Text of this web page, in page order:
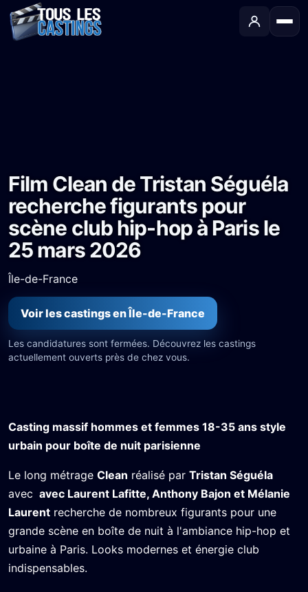
Film Clean de Tristan Séguéla
recherche figurants pour
scène club hip-hop à Paris le
25 mars 2026
Île-de-France
Voir les castings en Île-de-France
Les candidatures sont fermées. Découvrez les castings
actuellement ouverts près de chez vous.
Casting massif hommes et femmes 18-35 ans style
urbain pour boîte de nuit parisienne
Le long métrage Clean réalisé par Tristan Séguéla
avec avec Laurent Lafitte, Anthony Bajon et Mélanie
Laurent recherche de nombreux figurants pour une
grande scène en boîte de nuit à l'ambiance hip-hop et
urbaine à Paris. Looks modernes et énergie club
indispensables.